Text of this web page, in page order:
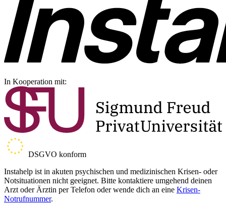
In Kooperation mit:
DSGVO konform
Instahelp ist in akuten psychischen und medizinischen Krisen- oder
Notsituationen nicht geeignet. Bitte kontaktiere umgehend deinen
Arzt oder Ärztin per Telefon oder wende dich an eine Krisen-
Notrufnummer.